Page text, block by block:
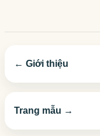
← Giới thiệu
Trang mẫu →